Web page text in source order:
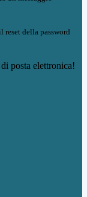
reset della password
posta elettronica!